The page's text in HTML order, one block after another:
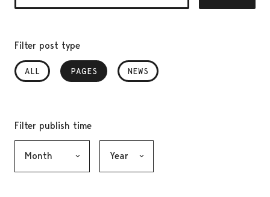
Filter post type
ALL PAGES
, SELECTED NEWS
Filter publish time